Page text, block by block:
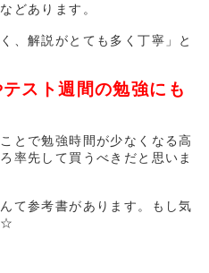
どあります。
、解説がとても多く丁寧」と
スト週間の勉強にも
とで勉強時間が少なくなる高
率先して買うべきだと思いま
て参考書があります。もし気
☆